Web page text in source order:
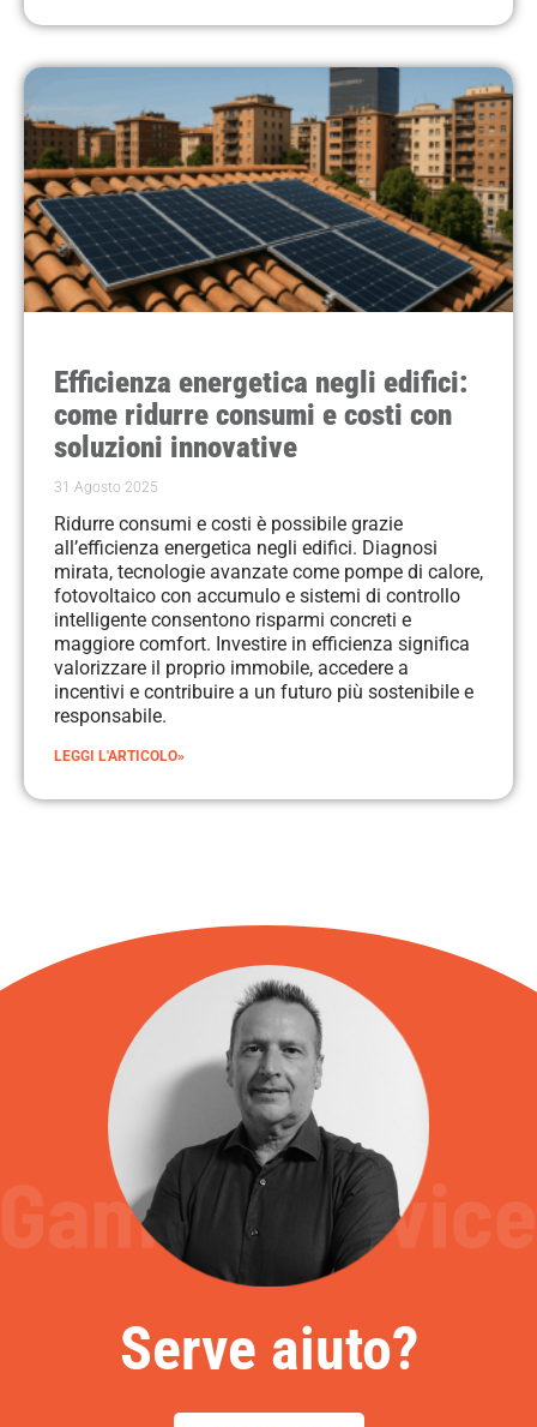
Efficienza energetica negli edifici:
come ridurre consumi e costi con
soluzioni innovative
31 Agosto 2025
Ridurre consumi e costi è possibile grazie
all’efficienza energetica negli edifici. Diagnosi
mirata, tecnologie avanzate come pompe di calore,
fotovoltaico con accumulo e sistemi di controllo
intelligente consentono risparmi concreti e
maggiore comfort. Investire in efficienza significa
valorizzare il proprio immobile, accedere a
incentivi e contribuire a un futuro più sostenibile e
responsabile.
LEGGI L'ARTICOLO»
Serve aiuto?